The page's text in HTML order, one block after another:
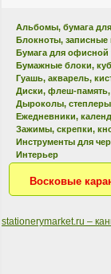
Альбомы, бумага
Блокноты, записные
Бумага для офисной
Бумажные блоки,
Гуашь, акварель,
Диски, флеш-память,
Дыроколы, степлеры
Ежедневники,
Зажимы, скрепки,
Инструменты для
Интерьер
Восковые
stationerymarket.ru –